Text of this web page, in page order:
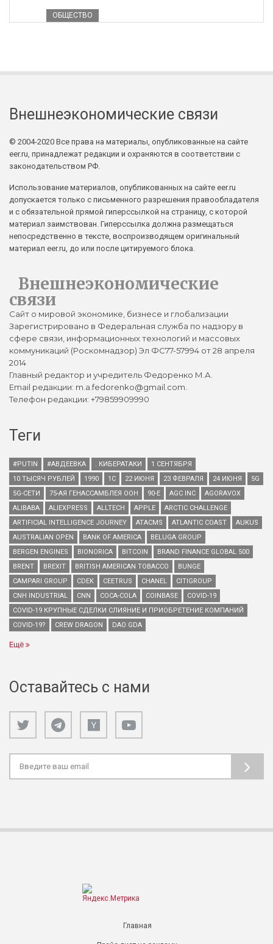
ОБЩЕСТВО
Внешнеэкономические связи
© 2004-2020 Все права на материалы, опубликованные на сайте
eer.ru, принадлежат редакции и охраняются в соответствии с
законодательством РФ.
Использование материалов, опубликованных на сайте eer.ru
допускается только с письменного разрешения правообладателя
и с обязательной прямой гиперссылкой на страницу, с которой
материал заимствован. Гиперссылка должна размещаться
непосредственно в тексте, воспроизводящем оригинальный
материал eer.ru, до или после цитируемого блока.
Внешнеэкономические
связи
Сайт о мировой экономике, бизнесе и глобализации
Зарегистрировано в Федеральная служба по надзору в
сфере связи, информационных технологий и массовых
коммуникаций (Роскомнадзор) Эл ФС77-57994 от 28 апреля
2014
Главный редактор и учредитель Федоренко М.А.
Email редакции: m.a.fedorenko@gmail.com.
Телефон редакции: +79859909990
Теги
#PUTIN #АВДЕЕВКА . КИБЕРАТАКИ
1 СЕНТЯБРЯ
10 ТЫСЯЧ РУБЛЕЙ
1990 1С 22 ИЮНЯ 23 ФЕВРАЛЯ 24 ИЮНЯ
5G
5G-СЕТИ
75-АЯ ГЕНАССАМБЛЕЯ ООН 90-Е AGC INC
AGORAVOX
ALIBABA
ALIEXPRESS ALLTECH APPLE
ARCTIC CHALLENGE
ARTIFICIAL INTELLIGENCE JOURNEY
ATACMS ATLANTIC COAST
AUKUS
AUSTRALIAN OPEN
BANK OF AMERICA
BELUGA GROUP
BERGEN ENGINES
BIONORICA BITCOIN
BRAND FINANCE GLOBAL 500
BRENT
BREXIT BRITISH AMERICAN TOBACCO
BUNGE
CAMPARI GROUP
CDEK CEETRUS CHANEL
CITIGROUP
CNH INDUSTRIAL
CNN COCA-COLA COINBASE
COVID-19
COVID-19 КРУПНЫЕ СДЕЛКИ СЛИЯНИЕ И ПРИОБРЕТЕНИЕ КОМПАНИЙ
COVID-19?
CREW DRAGON DAO GDA
Ещё
Оставайтесь с нами
Главная